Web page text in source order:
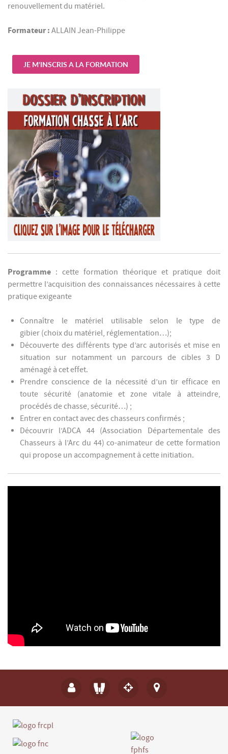
renouvellement du matériel.
Formateur : ALLAIN Jean-Philippe
JE M'INSCRIS A LA FORMATION
Programme : cette formation théorique et pratique doit
permettre l’acquisition des connaissances nécessaires à cette
pratique exigeante
Connaître le matériel utilisable selon le type de
gibier (choix du matériel, réglementation…);
Découverte des différents type d’arc autorisés et mise en
situation sur notamment un parcours de cibles 3 D
aménagé à cet effet.
Prendre conscience de la nécessité d’un tir efficace en
toute sécurité (anatomie et zone vitale à atteindre,
procédés de chasse, sécurité…) ;
Entrer en contact avec des chasseurs confirmés ;
Découvrir l’ADCA 44 (Association Départementale des
Chasseurs à l’Arc du 44) co-animateur de cette formation
qui propose un accompagnement à cette initiation.